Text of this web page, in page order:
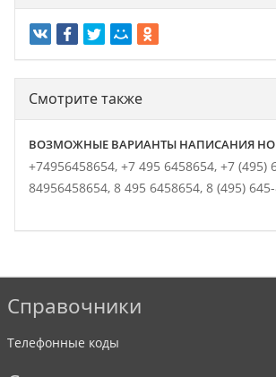
Смотрите также
ВОЗМОЖНЫЕ ВАРИАНТЫ НАПИСАНИЯ
+74956458654, +7 495 6458654, +7 (495)
84956458654, 8 495 6458654, 8 (495)
Справочники
Телефонные коды